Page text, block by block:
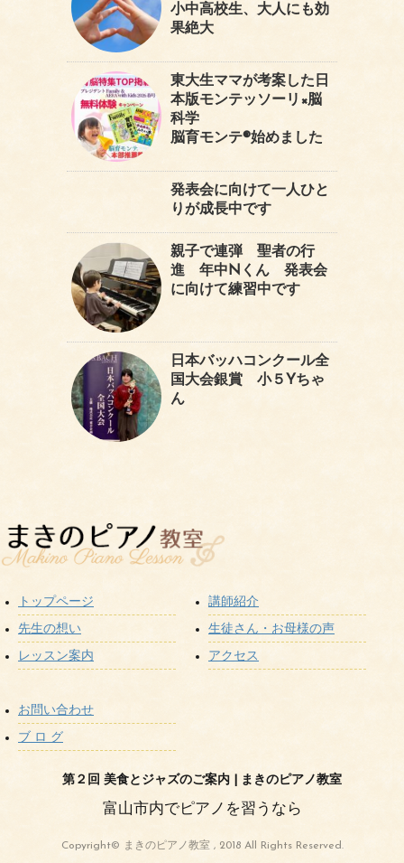
小中高校生、大人にも効
果絶大
東大生ママが考案した日
本版モンテッソーリ×脳
科学
脳育モンテ®始めました
発表会に向けて一人ひと
りが成長中です
親子で連弾 聖者の行
進 年中Nくん 発表会
に向けて練習中です
日本バッハコンクール全
国大会銀賞 小５Yちゃ
ん
トップページ
先生の想い
レッスン案内
講師紹介
生徒さん・お母様の声
アクセス
お問い合わせ
ブ ロ グ
第２回 美食とジャズのご案内 | まきのピアノ教室
富山市内でピアノを習うなら
Copyright© まきのピアノ教室 , 2018 All Rights Reserved.